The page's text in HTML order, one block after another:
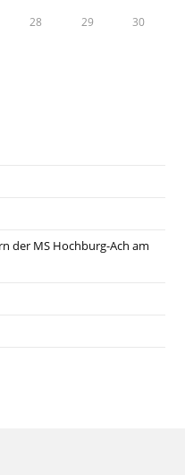
28 29 30
der MS Hochburg-Ach am